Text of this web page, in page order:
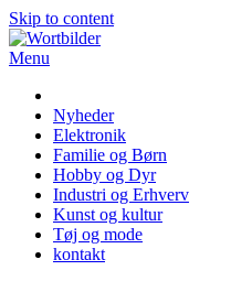
Skip to content
Menu
Nyheder
Elektronik
Familie og Børn
Hobby og Dyr
Industri og Erhverv
Kunst og kultur
Tøj og mode
kontakt